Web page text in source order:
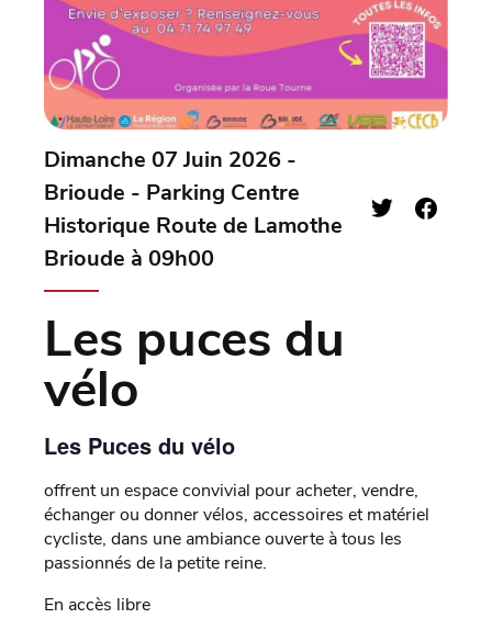
Dimanche 07 Juin 2026 -
Brioude - Parking Centre
Historique Route de Lamothe
Brioude à 09h00
Les puces du
vélo
Les Puces du vélo
offrent un espace convivial pour acheter, vendre,
échanger ou donner vélos, accessoires et matériel
cycliste, dans une ambiance ouverte à tous les
passionnés de la petite reine.
En accès libre